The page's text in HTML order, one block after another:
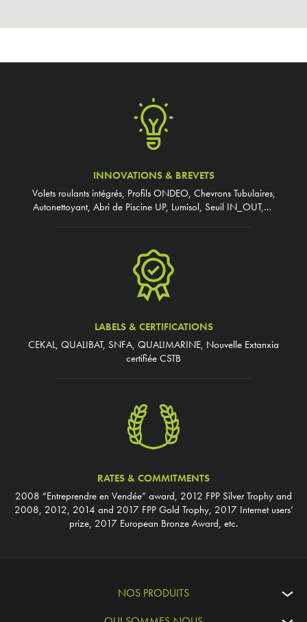
INNOVATIONS & BREVETS
Volets roulants intégrés, Profils ONDEO, Chevrons Tubulaires,
Autonettoyant, Abri de Piscine UP, Lumisol, Seuil IN_OUT,…
LABELS & CERTIFICATIONS
CEKAL, QUALIBAT, SNFA, QUALIMARINE, Nouvelle Extanxia
certifiée CSTB
RATES & COMMITMENTS
2008 “Entreprendre en Vendée” award, 2012 FPP Silver Trophy and
2008, 2012, 2014 and 2017 FPP Gold Trophy, 2017 Internet users’
prize, 2017 European Bronze Award, etc.
NOS PRODUITS